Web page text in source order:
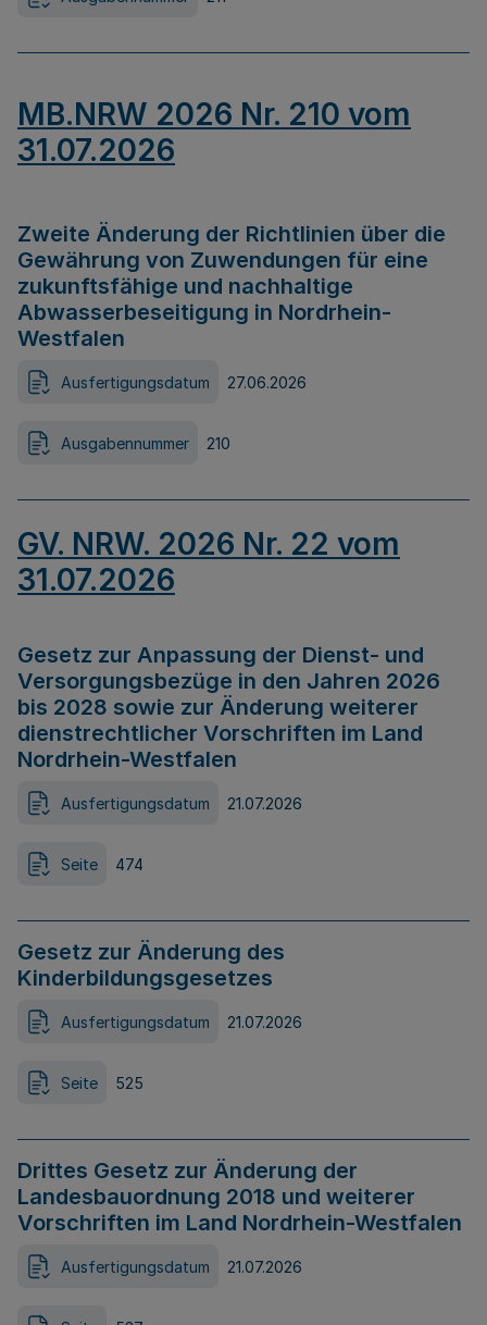
MB.NRW 2026 Nr. 210 vom
31.07.2026
Zweite Änderung der Richtlinien über die
Gewährung von Zuwendungen für eine
zukunftsfähige und nachhaltige
Abwasserbeseitigung in Nordrhein-
Westfalen
Ausfertigungsdatum 27.06.2026
Ausgabennummer 210
GV. NRW. 2026 Nr. 22 vom
31.07.2026
Gesetz zur Anpassung der Dienst- und
Versorgungsbezüge in den Jahren 2026
bis 2028 sowie zur Änderung weiterer
dienstrechtlicher Vorschriften im Land
Nordrhein-Westfalen
Ausfertigungsdatum 21.07.2026
Seite 474
Gesetz zur Änderung des
Kinderbildungsgesetzes
Ausfertigungsdatum 21.07.2026
Seite 525
Drittes Gesetz zur Änderung der
Landesbauordnung 2018 und weiterer
Vorschriften im Land Nordrhein-Westfalen
Ausfertigungsdatum 21.07.2026